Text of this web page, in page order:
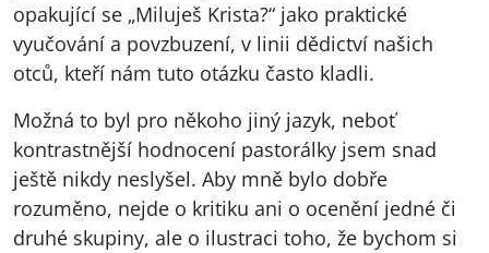
opakující se „Miluješ Krista?“ jako praktické
vyučování a povzbuzení, v linii dědictví našich
otců, kteří nám tuto otázku často kladli.
Možná to byl pro někoho jiný jazyk, neboť
kontrastnější hodnocení pastorálky jsem snad
ještě nikdy neslyšel. Aby mně bylo dobře
rozuměno, nejde o kritiku ani o ocenění jedné či
druhé skupiny, ale o ilustraci toho, že bychom si